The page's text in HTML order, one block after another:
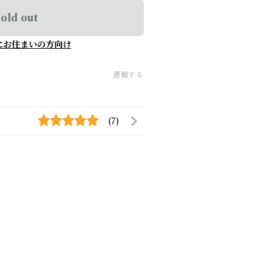
out
お住まいの方向け
通報する
(7)